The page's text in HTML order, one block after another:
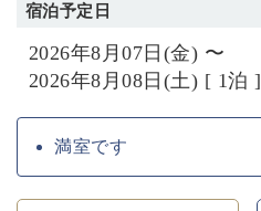
宿泊予定日
2026年8月07日(金) 〜
2026年8月08日(土) [ 1泊 ]
満室です